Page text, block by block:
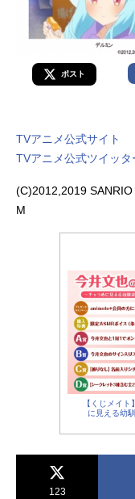
ポスト
TVアニメ公式サイト
TVアニメ公式ツイッタ
(C)2012,2019
M
【くじメイ
に見える幼
123